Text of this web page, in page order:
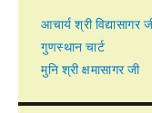
आचार्य श्री विद्यासागर
गुणस्थान चार्ट
मुनि श्री क्षमासागर जी